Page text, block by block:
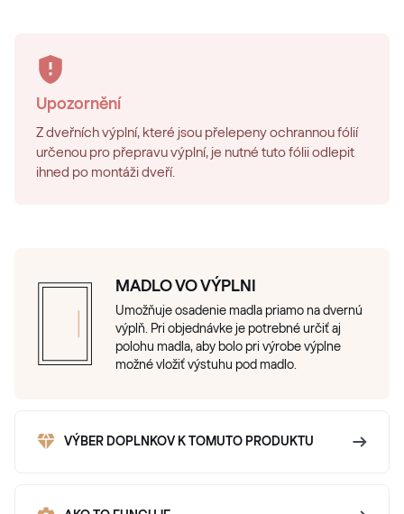
Upozornění
Z dveřních výplní, které jsou přelepeny ochrannou fólií
určenou pro přepravu výplní, je nutné tuto fólii odlepit
ihned po montáži dveří.
MADLO VO VÝPLNI
Umožňuje osadenie madla priamo na dvernú
výplň. Pri objednávke je potrebné určiť aj
polohu madla, aby bolo pri výrobe výplne
možné vložiť výstuhu pod madlo.
VÝBER DOPLNKOV K TOMUTO PRODUKTU